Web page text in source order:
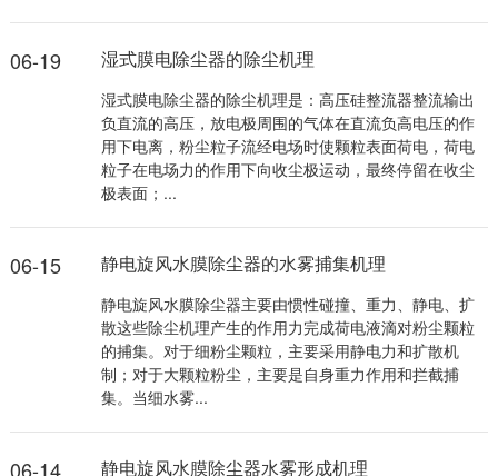
06-19 湿式膜电除尘器的除尘机理
湿式膜电除尘器的除尘机理是：高压硅整流器整流输出
负直流的高压，放电极周围的气体在直流负高电压的作
用下电离，粉尘粒子流经电场时使颗粒表面荷电，荷电
粒子在电场力的作用下向收尘极运动，最终停留在收尘
极表面；...
06-15 静电旋风水膜除尘器的水雾捕集机理
静电旋风水膜除尘器主要由惯性碰撞、重力、静电、扩
散这些除尘机理产生的作用力完成荷电液滴对粉尘颗粒
的捕集。对于细粉尘颗粒，主要采用静电力和扩散机
制；对于大颗粒粉尘，主要是自身重力作用和拦截捕
集。当细水雾...
06-14 静电旋风水膜除尘器水雾形成机理